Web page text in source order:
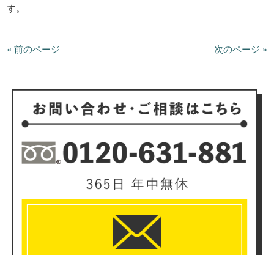
す。
« 前のページ 次のページ »